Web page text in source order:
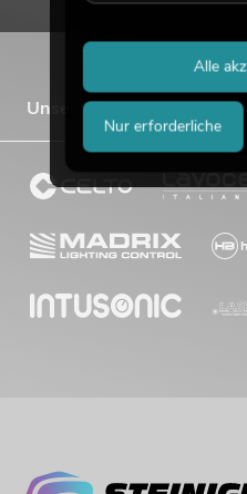
Unsere Vertriebsmarken
Nur erforderliche
Alle